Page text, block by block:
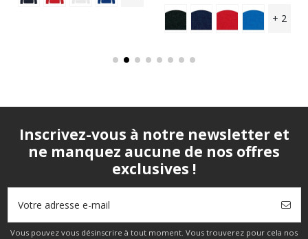
+ 2
Inscrivez-vous à notre newsletter et
ne manquez aucune de nos offres
exclusives !
Vous pouvez vous désinscrire à tout moment. Vous trouverez pour cela nos